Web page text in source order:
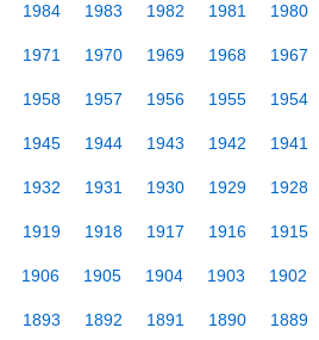
1984 1983 1982 1981 1980
1971 1970 1969 1968 1967
1958 1957 1956 1955 1954
1945 1944 1943 1942 1941
1932 1931 1930 1929 1928
1919 1918 1917 1916 1915
1906 1905 1904 1903 1902
1893 1892 1891 1890 1889